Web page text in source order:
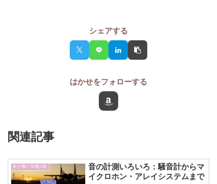
シェアする
はかせをフォローする
関連記事
航空機の実機試験
音の計測いろいろ：騒音計からマ
イクロホン・アレイシステムまで